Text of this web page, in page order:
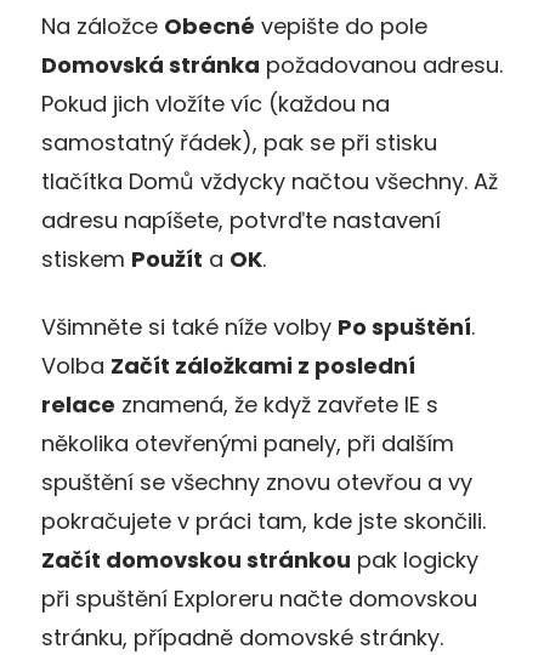
Na záložce Obecné vepište do pole
Domovská stránka požadovanou adresu.
Pokud jich vložíte víc (každou na
samostatný řádek), pak se při stisku
tlačítka Domů vždycky načtou všechny. Až
adresu napíšete, potvrďte nastavení
stiskem Použít a OK.
Všimněte si také níže volby Po spuštění.
Volba Začít záložkami z poslední
relace znamená, že když zavřete IE s
několika otevřenými panely, při dalším
spuštění se všechny znovu otevřou a vy
pokračujete v práci tam, kde jste skončili.
Začít domovskou stránkou pak logicky
při spuštění Exploreru načte domovskou
stránku, případně domovské stránky.